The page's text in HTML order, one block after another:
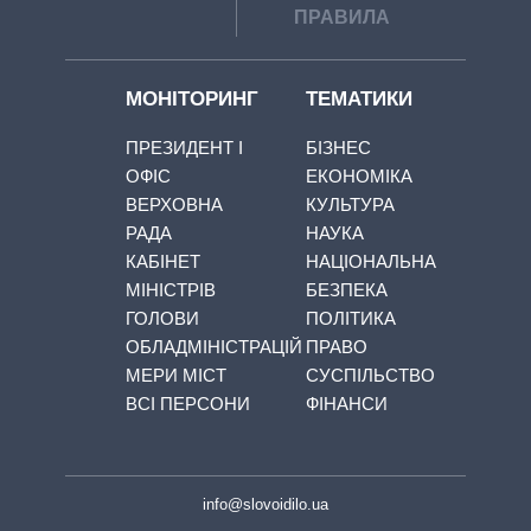
ПРАВИЛА
МОНІТОРИНГ
ПРЕЗИДЕНТ І
ОФІС
ВЕРХОВНА
РАДА
КАБІНЕТ
МІНІСТРІВ
ГОЛОВИ
ОБЛАДМІНІСТРАЦІЙ
МЕРИ МІСТ
ВСІ ПЕРСОНИ
ТЕМАТИКИ
БІЗНЕС
ЕКОНОМІКА
КУЛЬТУРА
НАУКА
НАЦІОНАЛЬНА
БЕЗПЕКА
ПОЛІТИКА
ПРАВО
СУСПІЛЬСТВО
ФІНАНСИ
info@slovoidilo.ua